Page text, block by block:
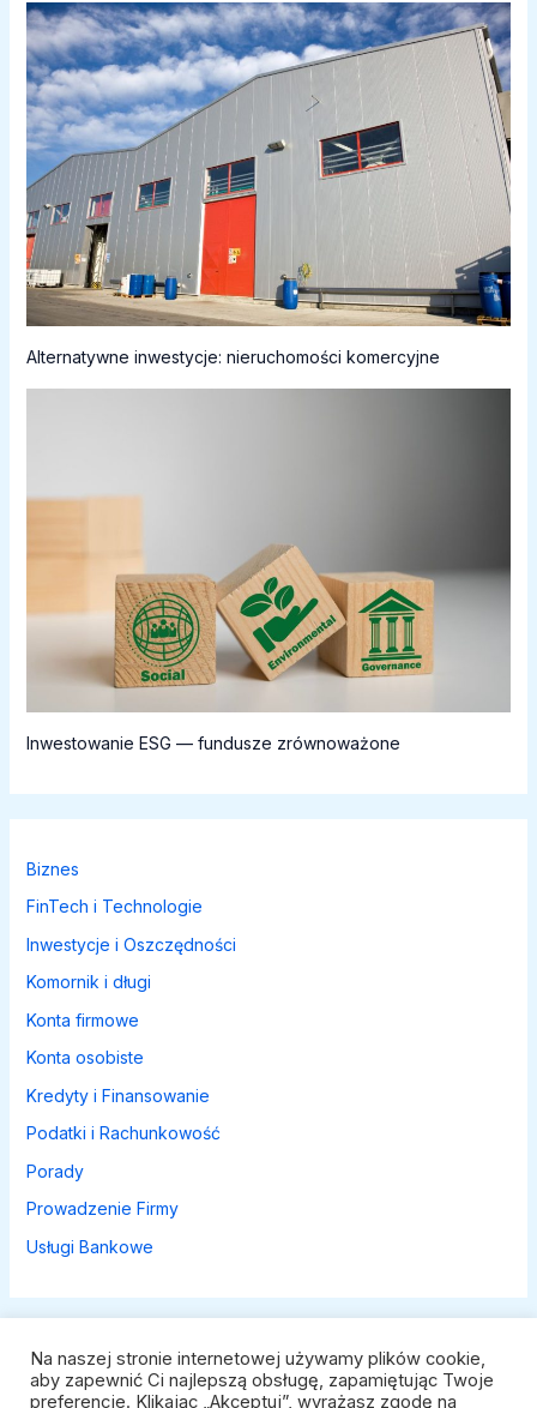
Alternatywne inwestycje: nieruchomości komercyjne
Inwestowanie ESG — fundusze zrównoważone
Biznes
FinTech i Technologie
Inwestycje i Oszczędności
Komornik i długi
Konta firmowe
Konta osobiste
Kredyty i Finansowanie
Podatki i Rachunkowość
Porady
Prowadzenie Firmy
Usługi Bankowe
Polityka prywatności
Na naszej stronie internetowej używamy plików cookie,
aby zapewnić Ci najlepszą obsługę, zapamiętując Twoje
preferencje. Klikając „Akceptuj”, wyrażasz zgodę na